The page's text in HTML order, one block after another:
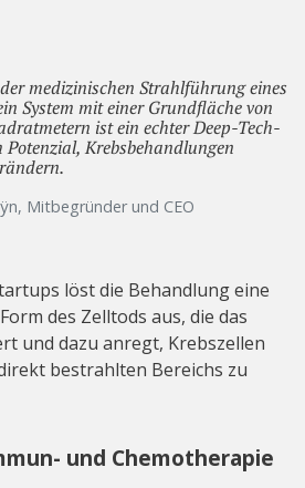
medizinischen Strahlführung eines
System mit einer Grundfläche von
ist ein echter Deep-Tech-
Krebsbehandlungen
Mitbegründer und CEO
löst die Behandlung eine
des Zelltods aus, die das
und dazu anregt, Krebszellen
bestrahlten Bereichs zu
und Chemotherapie